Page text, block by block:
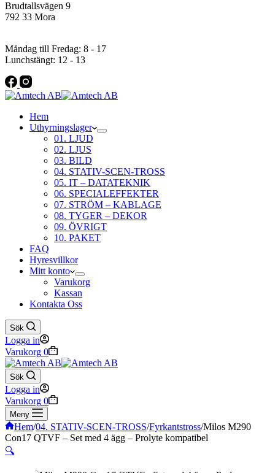
Brudtallsvägen 9
792 33 Mora
Måndag till Fredag: 8 - 17
Lunchstängt: 12 - 13
Hem
Uthyrningslager
01. LJUD
02. LJUS
03. BILD
04. STATIV-SCEN-TROSS
05. IT – DATATEKNIK
06. SPECIALEFFEKTER
07. STRÖM – KABLAGE
08. TYGER – DEKOR
09. ÖVRIGT
10. PAKET
FAQ
Hyresvillkor
Mitt konto
Varukorg
Kassan
Kontakta Oss
Sök
Logga in
Varukorg 0
Sök
Logga in
Varukorg 0
Meny
Hem/04. STATIV-SCEN-TROSS/Fyrkantstross/Milos M290
Con17 QTVF – Set med 4 ägg – Prolyte kompatibel
🔍